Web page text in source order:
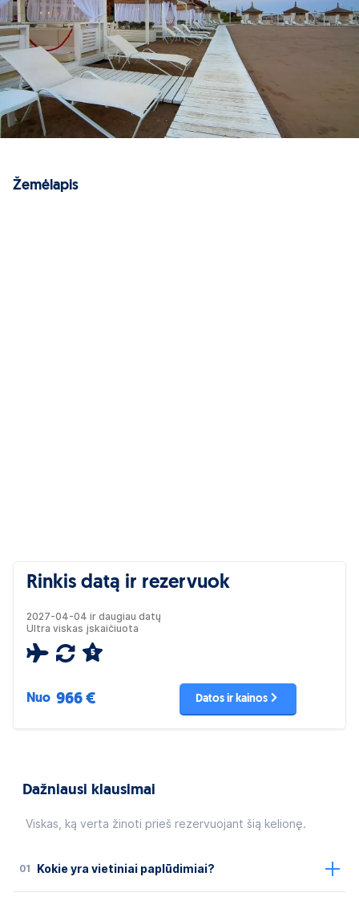
Žemėlapis
Rinkis datą ir rezervuok
2027-04-04 ir daugiau datų
Ultra viskas įskaičiuota
5
Nuo 966 € Datos ir kainos
Dažniausi klausimai
Viskas, ką verta žinoti prieš rezervuojant šią kelionę.
01 Kokie yra vietiniai paplūdimiai?